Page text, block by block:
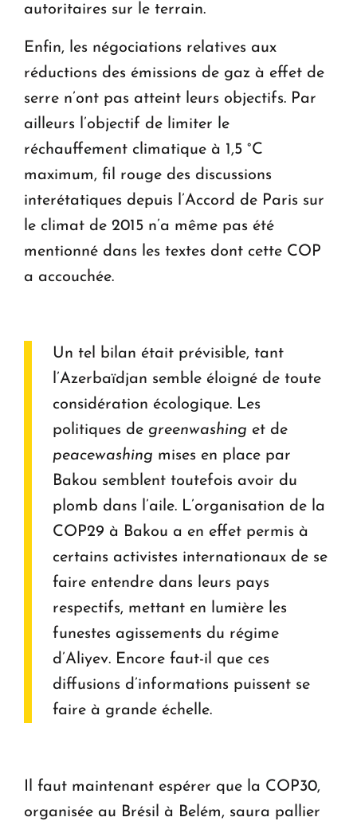
autoritaires sur le terrain.
Enfin, les négociations relatives aux
réductions des émissions de gaz à effet de
serre n’ont pas atteint leurs objectifs. Par
ailleurs l’objectif de limiter le
réchauffement climatique à 1,5 °C
maximum, fil rouge des discussions
interétatiques depuis l’Accord de Paris sur
le climat de 2015 n’a même pas été
mentionné dans les textes dont cette COP
a accouchée.
Un tel bilan était prévisible, tant
l’Azerbaïdjan semble éloigné de toute
considération écologique. Les
politiques de greenwashing et de
peacewashing mises en place par
Bakou semblent toutefois avoir du
plomb dans l’aile. L’organisation de la
COP29 à Bakou a en effet permis à
certains activistes internationaux de se
faire entendre dans leurs pays
respectifs, mettant en lumière les
funestes agissements du régime
d’Aliyev. Encore faut-il que ces
diffusions d’informations puissent se
faire à grande échelle.
Il faut maintenant espérer que la COP30,
organisée au Brésil à Belém, saura pallier